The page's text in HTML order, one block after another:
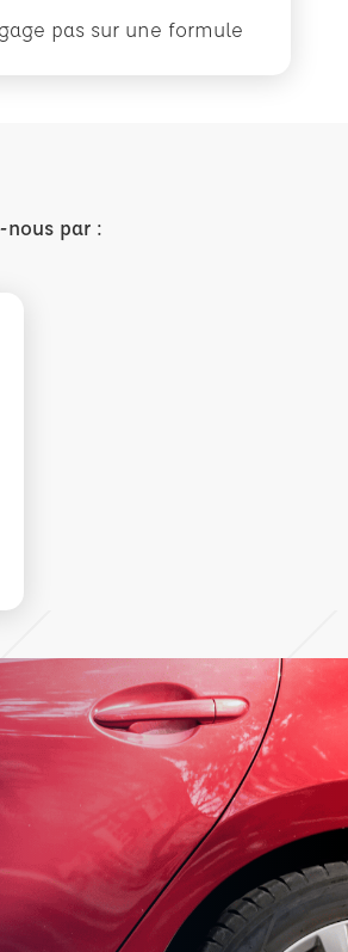
pas sur une formule
nous par :